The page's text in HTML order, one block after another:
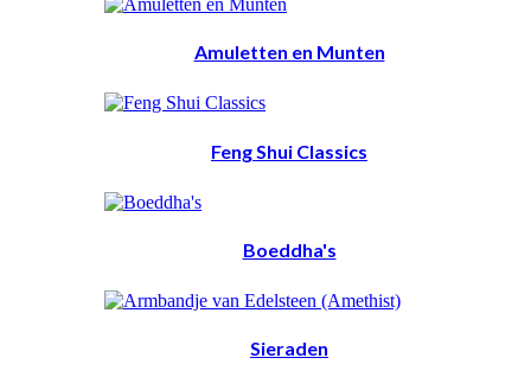
Amuletten en Munten
Feng Shui Classics
Boeddha's
Sieraden